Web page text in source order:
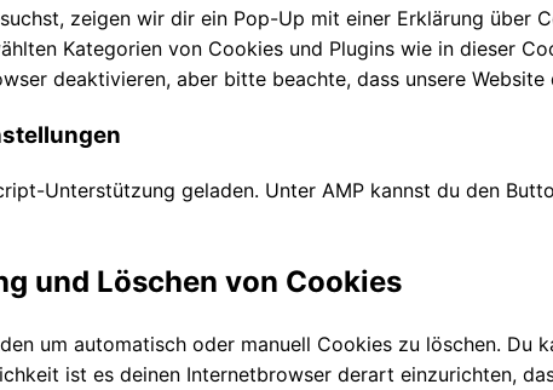
zeigen wir dir ein Pop-Up mit einer Erklärung über
Kategorien von Cookies und Plugins wie in dieser
deaktivieren, aber bitte beachte, dass unsere
Unterstützung geladen. Unter AMP kannst du den
und Löschen von Cookies
um automatisch oder manuell Cookies zu löschen. Du
ist es deinen Internetbrowser derart einzurichten,